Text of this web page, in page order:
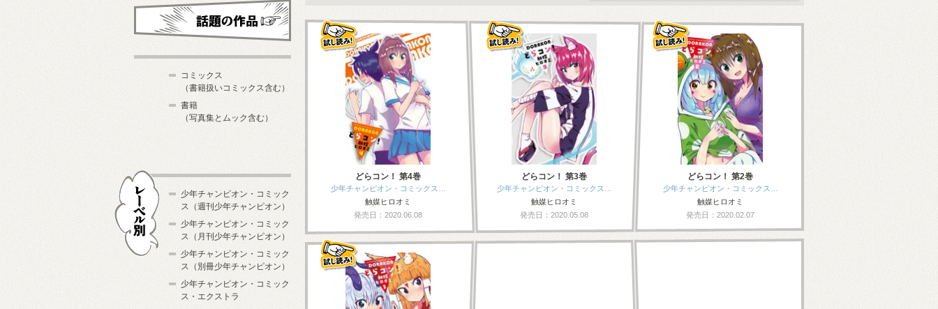
すべて
どらコン！ 第4巻
少年チャンピオン・コミックス…
触媒ヒロオミ
発売日：2020.06.08
どらコン！ 第3巻
少年チャンピオン・コミックス…
触媒ヒロオミ
発売日：2020.05.08
どらコン！ 第2巻
少年チャンピオン・コミックス…
触媒ヒロオミ
発売日：2020.02.07
これから発売予定
コミックス
（書籍扱いコミックス含む）
書籍
（写真集とムック含む）
少年チャンピオン・コミック
ス（週刊少年チャンピオン）
少年チャンピオン・コミック
ス（月刊少年チャンピオン）
少年チャンピオン・コミック
ス（別冊少年チャンピオン）
少年チャンピオン・コミック
ス・エクストラ